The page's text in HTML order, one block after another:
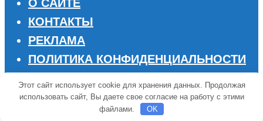
О САЙТЕ
КОНТАКТЫ
РЕКЛАМА
ПОЛИТИКА КОНФИДЕНЦИАЛЬНОСТИ
© 2026 Focus People
Этот сайт использует cookie для хранения данных. Продолжая
использовать сайт, Вы даете свое согласие на работу с этими
файлами.
OK